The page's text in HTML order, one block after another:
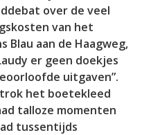
over de veel
van het
Blau aan de Haagweg,
er geen doekjes
uitgaven”.
trok het boetekleed
talloze momenten
tussentijds